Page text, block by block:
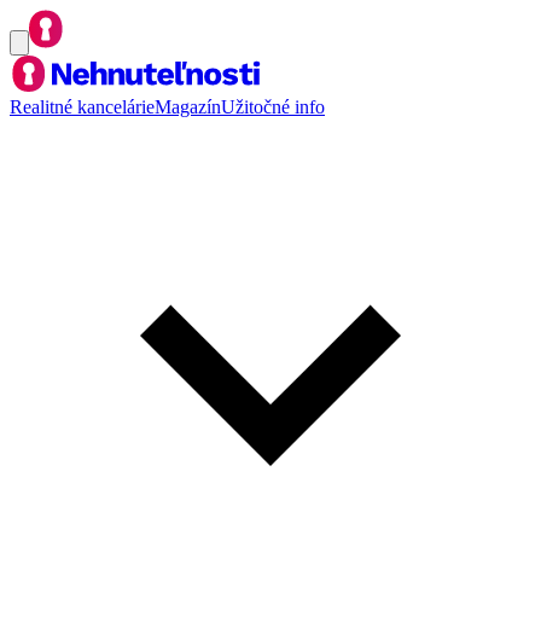
Realitné kancelárieMagazínUžitočné info